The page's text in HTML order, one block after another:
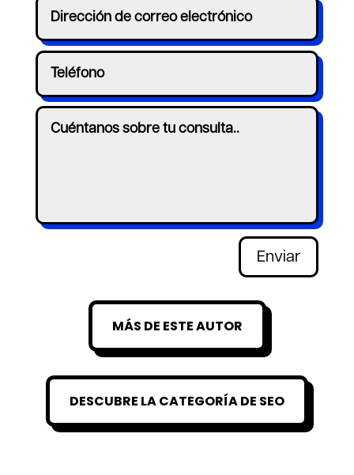
Enviar
MÁS DE ESTE AUTOR
DESCUBRE LA CATEGORÍA DE SEO